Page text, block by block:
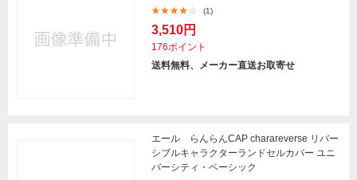
(1)
3,510円
176ポイント
送料無料、メーカー直送お取寄せ
エール らんらんCAP charareverse リバー
シブルキャラクターランドセルカバー ユニ
バーシティ・ベーシック